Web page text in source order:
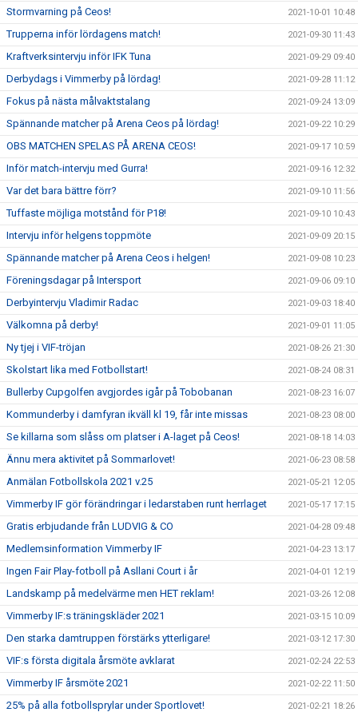
Stormvarning på Ceos! 2021-10-01 10:48
Trupperna inför lördagens match! 2021-09-30 11:43
Kraftverksintervju inför IFK Tuna 2021-09-29 09:40
Derbydags i Vimmerby på lördag! 2021-09-28 11:12
Fokus på nästa målvaktstalang 2021-09-24 13:09
Spännande matcher på Arena Ceos på lördag! 2021-09-22 10:29
OBS MATCHEN SPELAS PÅ ARENA CEOS! 2021-09-17 10:59
Inför match-intervju med Gurra! 2021-09-16 12:32
Var det bara bättre förr? 2021-09-10 11:56
Tuffaste möjliga motstånd för P18! 2021-09-10 10:43
Intervju inför helgens toppmöte 2021-09-09 20:15
Spännande matcher på Arena Ceos i helgen! 2021-09-08 10:23
Föreningsdagar på Intersport 2021-09-06 09:10
Derbyintervju Vladimir Radac 2021-09-03 18:40
Välkomna på derby! 2021-09-01 11:05
Ny tjej i VIF-tröjan 2021-08-26 21:30
Skolstart lika med Fotbollstart! 2021-08-24 08:31
Bullerby Cupgolfen avgjordes igår på Tobobanan 2021-08-23 16:07
Kommunderby i damfyran ikväll kl 19, får inte missas 2021-08-23 08:00
Se killarna som slåss om platser i A-laget på Ceos! 2021-08-18 14:03
Ännu mera aktivitet på Sommarlovet! 2021-06-23 08:58
Anmälan Fotbollskola 2021 v.25 2021-05-21 12:05
Vimmerby IF gör förändringar i ledarstaben runt herrlaget 2021-05-17 17:15
Gratis erbjudande från LUDVIG & CO 2021-04-28 09:48
Medlemsinformation Vimmerby IF 2021-04-23 13:17
Ingen Fair Play-fotboll på Asllani Court i år 2021-04-01 12:19
Landskamp på medelvärme men HET reklam! 2021-03-26 12:08
Vimmerby IF:s träningskläder 2021 2021-03-15 10:09
Den starka damtruppen förstärks ytterligare! 2021-03-12 17:30
VIF:s första digitala årsmöte avklarat 2021-02-24 22:53
Vimmerby IF årsmöte 2021 2021-02-22 11:50
25% på alla fotbollsprylar under Sportlovet! 2021-02-21 18:26